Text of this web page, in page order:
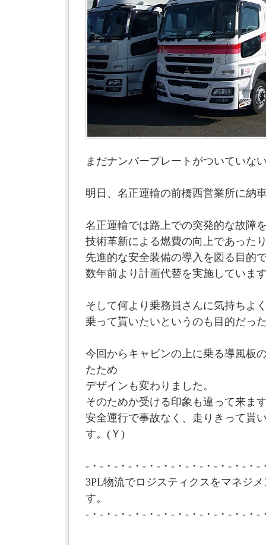
まだナンバープレートがついていな
明日、名正運輸の前橋西営業所に納
名正運輸では路上での突発的な故障
技術革新による燃費の向上であった
先進的な安全装備の導入を図る目的
数年前より計画代替を実施していま
そして何より乗務員さんに気持ちよ
乗って貰いたいというのも目的だっ
今回からキャビンの上に乗る導風板
たため
デザインも変わりました。
そのためか受ける印象も違って来ま
安全運行で事故なく、走りきって貰
す。(Ｙ)
-・-・-・-・-・-・-・-・-・-・-・-・-
3PL物流でロジスティクスをマネジ
す。
-・-・-・-・-・-・-・-・-・-・-・-・-